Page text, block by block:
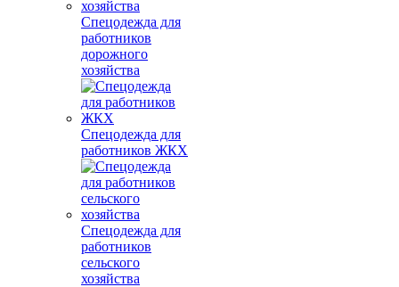
Спецодежда для
работников
дорожного
хозяйства
Спецодежда для
работников ЖКХ
Спецодежда для
работников
сельского
хозяйства